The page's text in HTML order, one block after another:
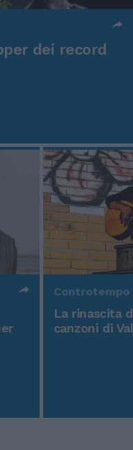
dei record
Controtempo
La rinascita
canzoni di